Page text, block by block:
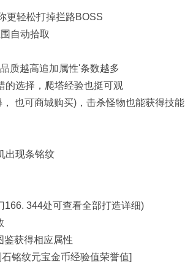
更轻松打掉拦路BOSS
自动拾取
质越高追加属性'条数越多
的选择，爬塔经验也挺可观
也可商城购买)，击杀怪物也能获得技能
现条铭纹
344处可查看全部打造详细)
鉴获得相应属性
铭纹元宝金币经验值荣誉值]